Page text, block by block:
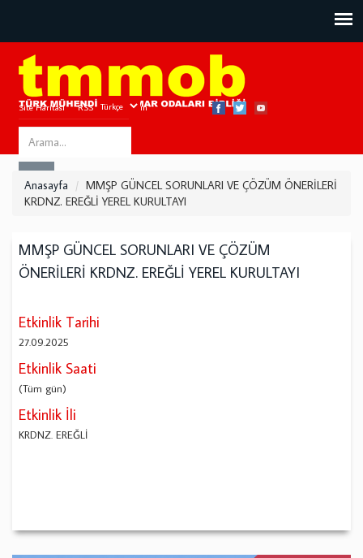
Site Haritası RSS Bize Ulaşın
Search
this
site
Anasayfa
MMŞP GÜNCEL SORUNLARI VE ÇÖZÜM ÖNERİLERİ
KRDNZ. EREĞLİ YEREL KURULTAYI
MMŞP GÜNCEL SORUNLARI VE ÇÖZÜM
ÖNERİLERİ KRDNZ. EREĞLİ YEREL KURULTAYI
Etkinlik Tarihi
27.09.2025
Etkinlik Saati
(Tüm gün)
Etkinlik İli
KRDNZ. EREĞLİ